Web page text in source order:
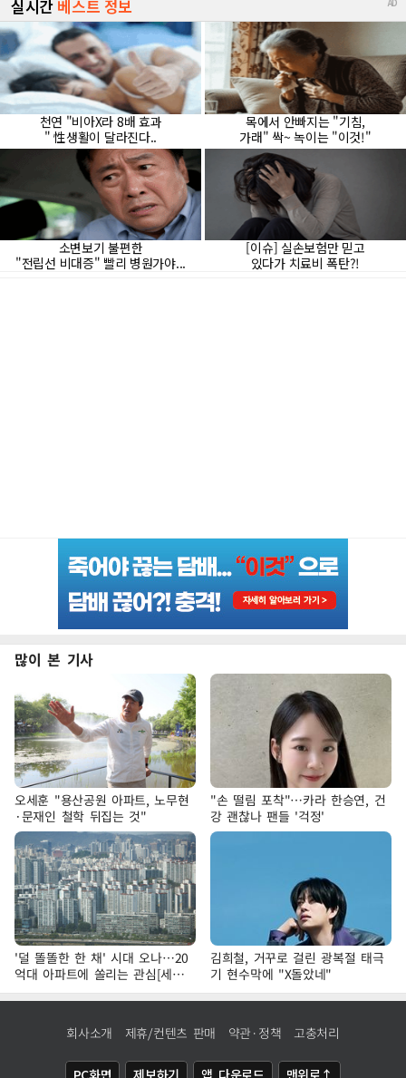
많이 본 기사
오세훈 "용산공원 아파트, 노무현
·문재인 철학 뒤집는 것"
"손 떨림 포착"…카라 한승연, 건
강 괜찮나 팬들 '걱정'
'덜 똘똘한 한 채' 시대 오나…20
억대 아파트에 쏠리는 관심[세제
개편, 그 이후②]
김희철, 거꾸로 걸린 광복절 태극
기 현수막에 "X돌았네"
회사소개 제휴/컨텐츠 판매 약관·정책 고충처리
PC화면 제보하기 앱 다운로드 맨위로↑